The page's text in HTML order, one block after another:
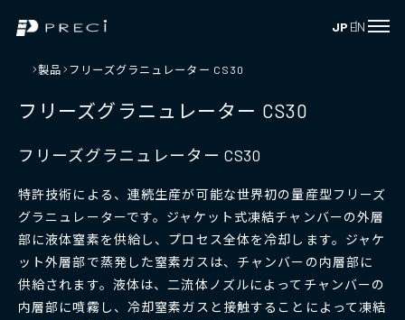
JP EN
製品 フリーズグラニュレーター CS30
フリーズグラニュレーター CS30
フリーズグラニュレーター CS30
特許技術による、連続生産が可能な世界初の量産型フリーズ
グラニュレーターです。ジャケット式凍結チャンバーの外層
部に液体窒素を供給し、プロセス全体を冷却します。ジャケ
ット外層部で蒸発した窒素ガスは、チャンバーの内層部に
供給されます。液体は、二流体ノズルによってチャンバーの
内層部に噴霧し、冷却窒素ガスと接触することによって凍結